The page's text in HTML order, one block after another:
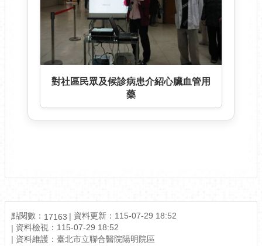
對社區民眾及候診病患介紹心臟血管用
藥
點閱數： 17163 資料更新： 115-07-29 18:52
資料檢視： 115-07-29 18:52
資料維護： 臺北市立聯合醫院陽明院區